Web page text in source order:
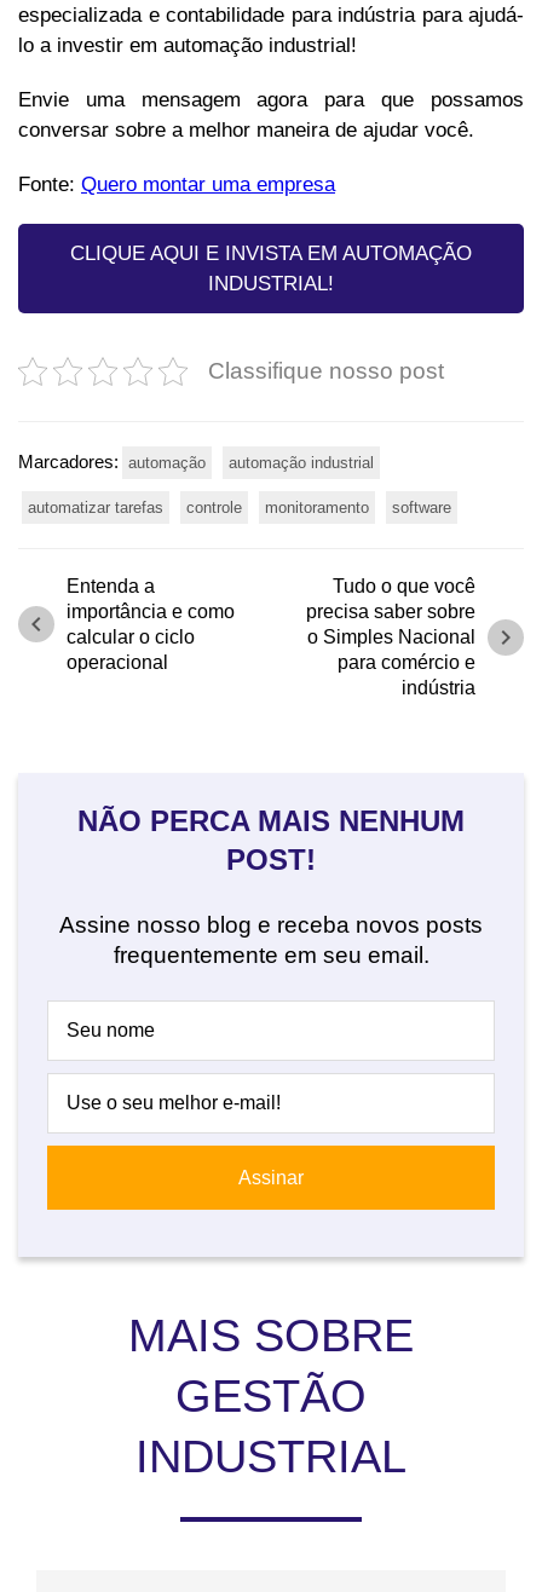
especializada e contabilidade para indústria para ajudá-
lo a investir em automação industrial!
Envie uma mensagem agora para que possamos
conversar sobre a melhor maneira de ajudar você.
Fonte: Quero montar uma empresa
CLIQUE AQUI E INVISTA EM AUTOMAÇÃO
INDUSTRIAL!
Classifique nosso post
Marcadores: automação automação industrial
automatizar tarefas controle monitoramento software
Entenda a
importância e como
calcular o ciclo
operacional
chevron_left
Tudo o que você
precisa saber sobre
o Simples Nacional
para comércio e
indústria
chevron_right
NÃO PERCA MAIS NENHUM
POST!
Assine nosso blog e receba novos posts
frequentemente em seu email.
MAIS SOBRE
GESTÃO
INDUSTRIAL